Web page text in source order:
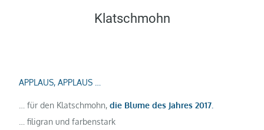
Klatschmohn
APPLAUS, APPLAUS …
… für den Klatschmohn,die Blume des Jahres 2017.
… filigran und farbenstark